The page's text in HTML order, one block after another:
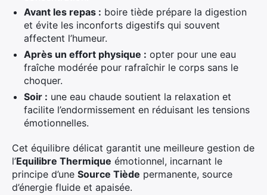
Avant les repas : boire tiède prépare la digestion
et évite les inconforts digestifs qui souvent
affectent l’humeur.
Après un effort physique : opter pour une eau
fraîche modérée pour rafraîchir le corps sans le
choquer.
Soir : une eau chaude soutient la relaxation et
facilite l’endormissement en réduisant les tensions
émotionnelles.
Cet équilibre délicat garantit une meilleure gestion de
l’Equilibre Thermique émotionnel, incarnant le
principe d’une Source Tiède permanente, source
d’énergie fluide et apaisée.